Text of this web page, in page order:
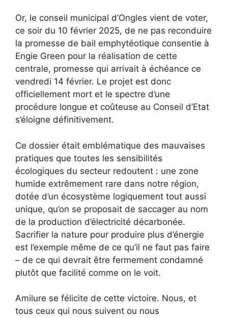
Or, le conseil municipal d’Ongles vient de voter,
ce soir du 10 février 2025, de ne pas reconduire
la promesse de bail emphytéotique consentie à
Engie Green pour la réalisation de cette
centrale, promesse qui arrivait à échéance ce
vendredi 14 février. Le projet est donc
officiellement mort et le spectre d’une
procédure longue et coûteuse au Conseil d’Etat
s’éloigne définitivement.
Ce dossier était emblématique des mauvaises
pratiques que toutes les sensibilités
écologiques du secteur redoutent : une zone
humide extrêmement rare dans notre région,
dotée d’un écosystème logiquement tout aussi
unique, qu’on se proposait de saccager au nom
de la production d’électricité décarbonée.
Sacrifier la nature pour produire plus d’énergie
est l’exemple même de ce qu’il ne faut pas faire
– de ce qui devrait être fermement condamné
plutôt que facilité comme on le voit.
Amilure se félicite de cette victoire. Nous, et
tous ceux qui nous suivent ou nous